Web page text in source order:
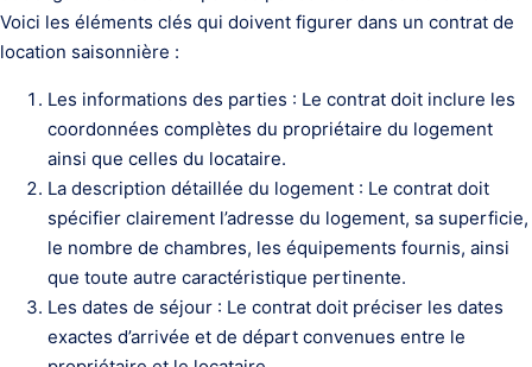
Voici les éléments clés qui doivent figurer dans un contrat de
location saisonnière :
Les informations des parties : Le contrat doit inclure les
coordonnées complètes du propriétaire du logement
ainsi que celles du locataire.
La description détaillée du logement : Le contrat doit
spécifier clairement l’adresse du logement, sa superficie,
le nombre de chambres, les équipements fournis, ainsi
que toute autre caractéristique pertinente.
Les dates de séjour : Le contrat doit préciser les dates
exactes d’arrivée et de départ convenues entre le